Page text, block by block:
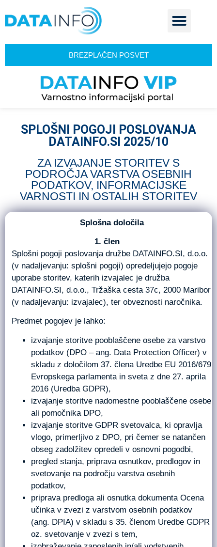
BREZPLAČEN POSVET
SPLOŠNI POGOJI POSLOVANJA
DATAINFO.SI 2025/10
ZA IZVAJANJE STORITEV S
PODROČJA VARSTVA OSEBNIH
PODATKOV, INFORMACIJSKE
VARNOSTI IN OSTALIH STORITEV
Splošna določila
člen
Splošni pogoji poslovanja družbe DATAINFO.SI, d.o.o.
(v nadaljevanju: splošni pogoji) opredeljujejo pogoje
uporabe storitev, katerih izvajalec je družba
DATAINFO.SI, d.o.o., Tržaška cesta 37c, 2000 Maribor
(v nadaljevanju: izvajalec), ter obveznosti naročnika.
Predmet pogojev je lahko:
izvajanje storitve pooblaščene osebe za varstvo
podatkov (DPO – ang. Data Protection Officer) v
skladu z določilom 37. člena Uredbe EU 2016/679
Evropskega parlamenta in sveta z dne 27. aprila
2016 (Uredba GDPR),
izvajanje storitve nadomestne pooblaščene osebe
ali pomočnika DPO,
izvajanje storitve GDPR svetovalca, ki opravlja
vlogo, primerljivo z DPO, pri čemer se natančen
obseg zadolžitev opredeli v osnovni pogodbi,
pregled stanja, priprava osnutkov, predlogov in
svetovanje na področju varstva osebnih
podatkov,
priprava predloga ali osnutka dokumenta Ocena
učinka v zvezi z varstvom osebnih podatkov
(ang. DPIA) v skladu s 35. členom Uredbe GDPR
oz. svetovanje v zvezi s tem,